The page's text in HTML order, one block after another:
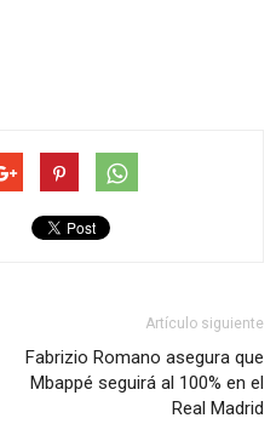
Artículo siguiente
Fabrizio Romano asegura que
Mbappé seguirá al 100% en el
Real Madrid